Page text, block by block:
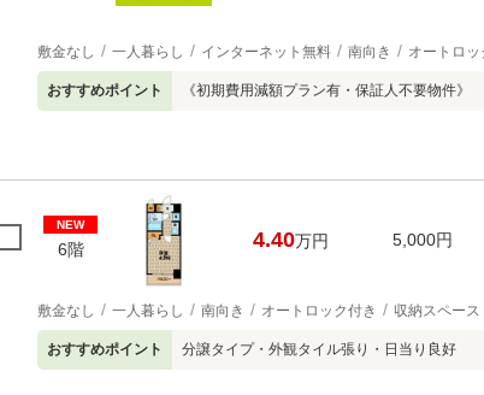
敷金なし 一人暮らし インターネット無料 南向き オートロッ
おすすめポイント 《初期費用減額プラン有・保証人不要物件》
NEW
6階 4.40万円 5,000円
敷金なし 一人暮らし 南向き オートロック付き 収納スペース
おすすめポイント 分譲タイプ・外観タイル張り・日当り良好